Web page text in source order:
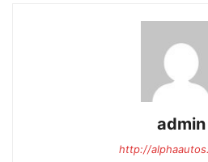
admin
http://